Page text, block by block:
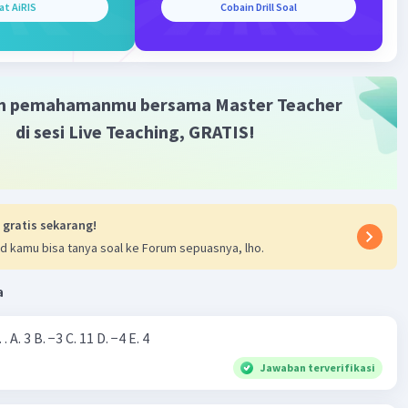
uv'
- 2x). sin (3 - 2x)
AiRIS Cobain Drill Soal
pemahamanmu bersama Master Teacher
di sesi Live Teaching, GRATIS!
gratis sekarang!
kamu bisa tanya soal ke Forum sepuasnya, lho.
Nilai dari |−7+4|=… A. 3 B. −3 C. 11 D. −4 E. 4
Jawaban terverifikasi